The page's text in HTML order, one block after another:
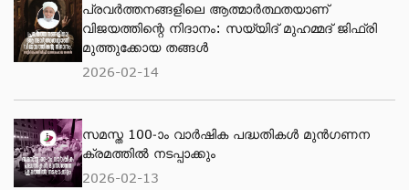
പ്രവര്‍ത്തനങ്ങളിലെ ആത്മാര്‍ത്ഥതയാണ്
വിജയത്തിന്റെ നിദാനം: സയ്യിദ് മുഹമ്മദ് ജിഫ്രി
മുത്തുക്കോയ തങ്ങള്‍
2026-02-14
സമസ്ത 100-ാം വാർഷിക പദ്ധതികൾ മുൻഗണന
ക്രമത്തിൽ നടപ്പാക്കും
2026-02-13